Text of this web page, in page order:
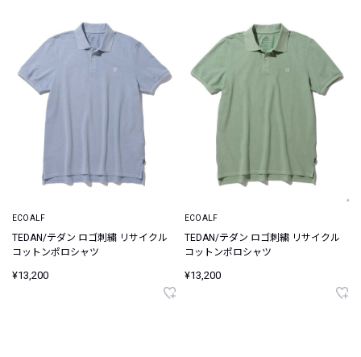
ECOALF
TEDAN/テダン ロゴ刺繍 リサイクル
コットンポロシャツ
¥13,200
ECOALF
TEDAN/テダン ロゴ刺繍 リサイクル
コットンポロシャツ
¥13,200